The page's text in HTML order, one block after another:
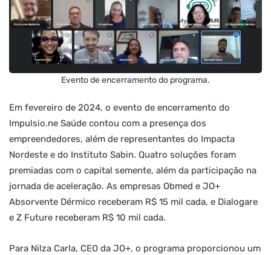
Evento de encerramento do programa.
Em fevereiro de 2024, o evento de encerramento do
Impulsio.ne Saúde contou com a presença dos
empreendedores, além de representantes do Impacta
Nordeste e do Instituto Sabin. Quatro soluções foram
premiadas com o capital semente, além da participação na
jornada de aceleração. As empresas Obmed e JO+
Absorvente Dérmico receberam R$ 15 mil cada, e Dialogare
e Z Future receberam R$ 10 mil cada.
Para Nilza Carla, CEO da JO+, o programa proporcionou um